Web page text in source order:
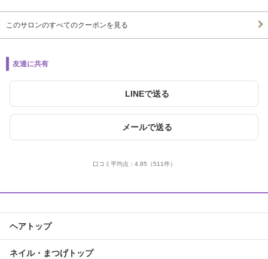
このサロンのすべてのクーポンを見る
友達に共有
LINEで送る
メールで送る
口コミ平均点： 4.85 （511件）
ヘアトップ
ネイル・まつげトップ